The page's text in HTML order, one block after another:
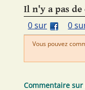
Il n'y a pas
0 sur
0
Vous pouvez
Commentaire sur